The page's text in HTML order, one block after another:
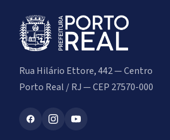
Rua Hilário Ettore, 442 — Centro
Porto Real / RJ — CEP 27570-000